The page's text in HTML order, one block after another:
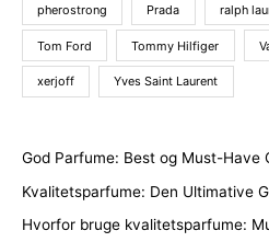
pherostrong Prada ralph
Tom Ford Tommy Hilfiger
xerjoff Yves Saint Laurent
God Parfume: Best og Must-Have
Kvalitetsparfume: Den Ultimative
Hvorfor bruge kvalitetsparfume: